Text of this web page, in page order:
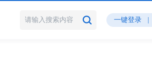
一键登录